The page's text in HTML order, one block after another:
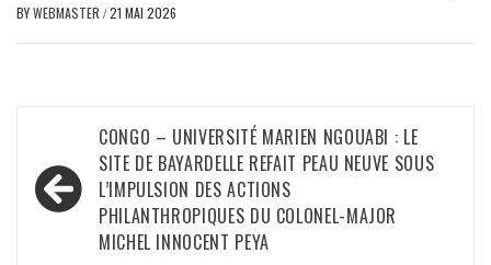
BYWEBMASTER /21 MAI 2026
Navigation
de
l’article
CONGO – UNIVERSITÉ MARIEN NGOUABI : LE
SITE DE BAYARDELLE REFAIT PEAU NEUVE SOUS
L’IMPULSION DES ACTIONS
PHILANTHROPIQUES DU COLONEL-MAJOR
MICHEL INNOCENT PEYA